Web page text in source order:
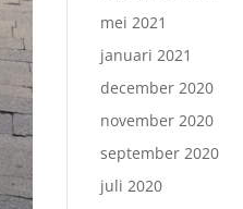
mei 2021
januari 2021
december 2020
november 2020
september 2020
juli 2020